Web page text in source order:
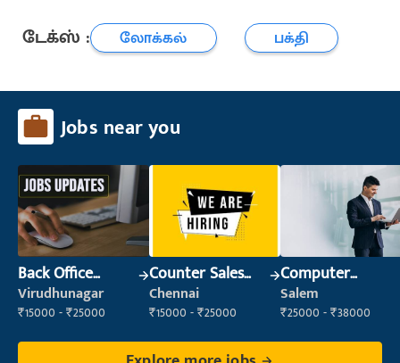
டேக்ஸ் : லோக்கல் பக்தி
Jobs near you
Back Office
Executive
(Administration)
Virudhunagar
₹15000 - ₹25000
Counter Sales
Executive (Retail
Sales)
Chennai
₹15000 - ₹25000
Computer
Operator
Salem
₹25000 - ₹38000